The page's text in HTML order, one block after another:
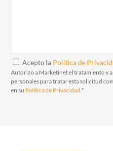
Acepto la Política de
Autorizo a Marketinet el tratamiento y
personales para tratar esta solicitud
en su Política de Privacidad .*